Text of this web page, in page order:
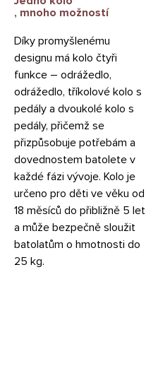
, mnoho možností
Díky promyšlenému
designu má kolo čtyři
funkce – odrážedlo,
odrážedlo, tříkolové kolo s
pedály a dvoukolé kolo s
pedály, přičemž se
přizpůsobuje potřebám a
dovednostem batolete v
každé fázi vývoje. Kolo je
určeno pro děti ve věku od
18 měsíců do přibližně 5 let
a může bezpečně sloužit
batolatům o hmotnosti do
25 kg.